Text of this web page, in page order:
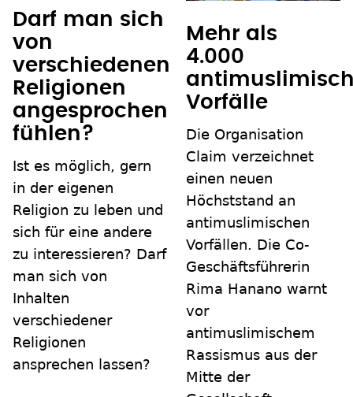
Darf man sich
von
verschiedenen
Religionen
angesprochen
fühlen?
Ist es möglich, gern
in der eigenen
Religion zu leben und
sich für eine andere
zu interessieren? Darf
man sich von
Inhalten
verschiedener
Religionen
ansprechen lassen?
Mehr als
4.000
Vorfälle
Die Organisation
Claim verzeichnet
einen neuen
Höchststand an
antimuslimischen
Vorfällen. Die Co-
Geschäftsführerin
Rima Hanano warnt
vor
antimuslimischem
Rassismus aus der
Mitte der